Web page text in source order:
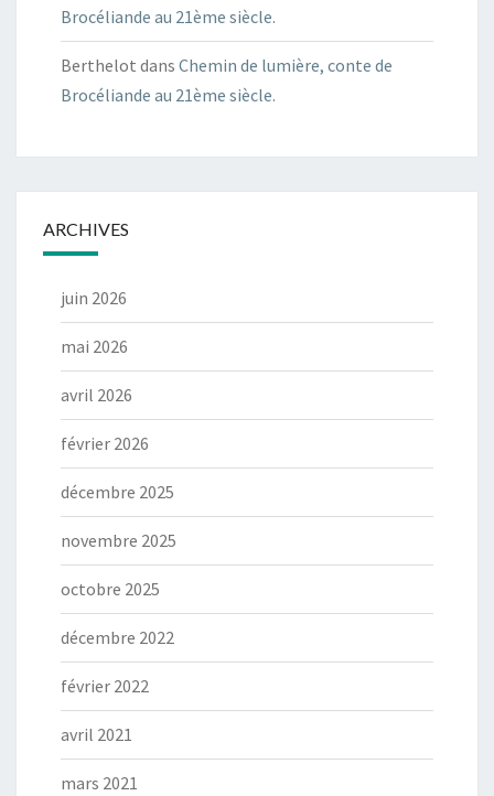
Brocéliande au 21ème siècle.
Berthelot dans Chemin de lumière, conte de
Brocéliande au 21ème siècle.
ARCHIVES
juin 2026
mai 2026
avril 2026
février 2026
décembre 2025
novembre 2025
octobre 2025
décembre 2022
février 2022
avril 2021
mars 2021